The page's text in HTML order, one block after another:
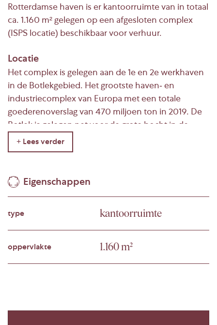
Rotterdamse haven is er kantoorruimte van in totaal
ca. 1.160 m² gelegen op een afgesloten complex
(ISPS locatie) beschikbaar voor verhuur.
Locatie
Het complex is gelegen aan de 1e en 2e werkhaven
in de Botlekgebied. Het grootste haven- en
industriecomplex van Europa met een totale
goederenoverslag van 470 miljoen ton in 2019. De
Botlek is gelegen net voor de grote bocht in de
snelweg A15 waarna de weg overgaat in de N15. Aan
voorzieningen ontbreekt het er niet en er is een
twee Rail Chemical Centers waarvan logistieke
stukgoed wordt overgeslagen en waar grote
internationale maritieme spelers gehuisvest zijn.
Bestemming
Eigenschappen
type kantoorruimte
oppervlakte 1.160 m²